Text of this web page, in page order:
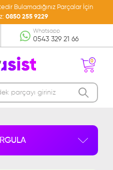
Bulamadığınız Parçalar İçin
0850 255 9229
0543 329 21 66
Whatsapp
0
Ürün